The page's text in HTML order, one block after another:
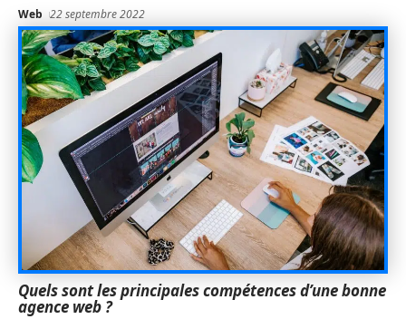
Web 22 septembre 2022
Quels sont les principales compétences d’une bonne
agence web ?